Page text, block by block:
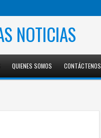
NOTICIAS
QUIENES SOMOS CONTÁCTENOS